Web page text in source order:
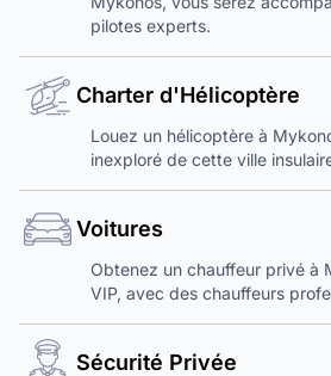
pilotes experts.
Charter d'Hélicoptère
Louez un hélicoptère à
inexploré de cette ville
Voitures
Obtenez un chauffeur privé à
VIP, avec des chauffeurs
Sécurité Privée